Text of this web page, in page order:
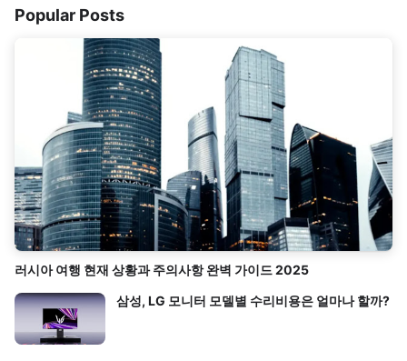
Popular Posts
러시아 여행 현재 상황과 주의사항 완벽 가이드 2025
삼성, LG 모니터 모델별 수리비용은 얼마나 할까?